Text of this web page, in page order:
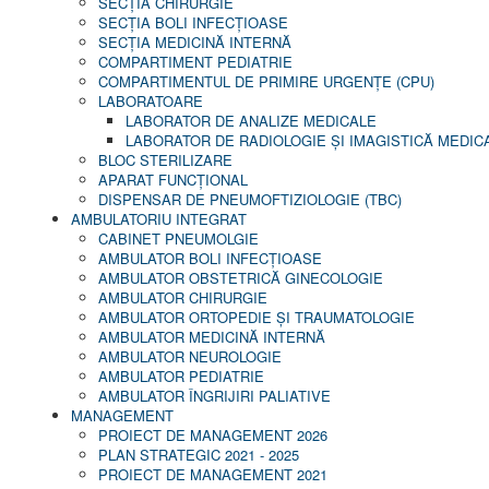
SECŢIA BOLI INFECŢIOASE
SECŢIA MEDICINĂ INTERNĂ
COMPARTIMENT PEDIATRIE
COMPARTIMENTUL DE PRIMIRE URGENȚE (CPU)
LABORATOARE
LABORATOR DE ANALIZE MEDICALE
LABORATOR DE RADIOLOGIE ŞI IMAGISTICĂ
BLOC STERILIZARE
APARAT FUNCŢIONAL
DISPENSAR DE PNEUMOFTIZIOLOGIE (TBC)
AMBULATORIU INTEGRAT
CABINET PNEUMOLGIE
AMBULATOR BOLI INFECŢIOASE
AMBULATOR OBSTETRICĂ GINECOLOGIE
AMBULATOR CHIRURGIE
AMBULATOR ORTOPEDIE ȘI TRAUMATOLOGIE
AMBULATOR MEDICINĂ INTERNĂ
AMBULATOR NEUROLOGIE
AMBULATOR PEDIATRIE
AMBULATOR ÎNGRIJIRI PALIATIVE
MANAGEMENT
PROIECT DE MANAGEMENT 2026
PLAN STRATEGIC 2021 - 2025
PROIECT DE MANAGEMENT 2021